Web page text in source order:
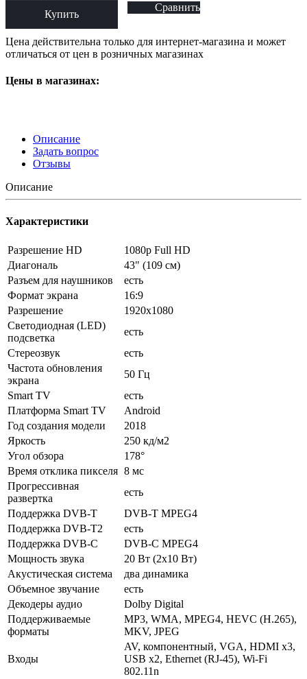
Купить
Сравнить
Цена действительна только для интернет-магазина и может
отличаться от цен в розничных магазинах
Цены в магазинах:
Описание
Задать вопрос
Отзывы
Описание
Характеристики
Разрешение HD
1080p Full HD
Диагональ
43" (109 см)
Разъем для наушников
есть
Формат экрана
16:9
Разрешение
1920x1080
Светодиодная (LED)
подсветка
есть
Стереозвук
есть
Частота обновления
экрана
50 Гц
Smart TV
есть
Платформа Smart TV
Android
Год создания модели
2018
Яркость
250 кд/м2
Угол обзора
178°
Время отклика пикселя 8 мс
Прогрессивная
развертка
есть
Поддержка DVB-T
DVB-T MPEG4
Поддержка DVB-T2
есть
Поддержка DVB-C
DVB-C MPEG4
Мощность звука
20 Вт (2х10 Вт)
Акустическая система
два динамика
Объемное звучание
есть
Декодеры аудио
Dolby Digital
Поддерживаемые
форматы
MP3, WMA, MPEG4, HEVC (H.265),
MKV, JPEG
Входы
AV, компонентный, VGA, HDMI x3,
USB x2, Ethernet (RJ-45), Wi-Fi
802.11n